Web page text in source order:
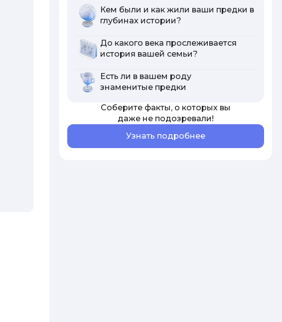
Кем были и как жили ваши предки в
глубинах истории?
До какого века прослеживается
история вашей семьи?
Есть ли в вашем роду
знаменитые предки
Соберите факты, о которых вы
даже не подозревали!
Узнать подробнее